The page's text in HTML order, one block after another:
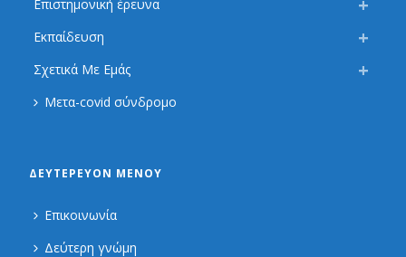
Επιστημονική έρευνα
Εκπαίδευση
Σχετικά Με Εμάς
Μετα-covid σύνδρομο
ΔΕΥΤΕΡΕΎΟΝ ΜΕΝΟΎ
Επικοινωνία
Δεύτερη γνώμη